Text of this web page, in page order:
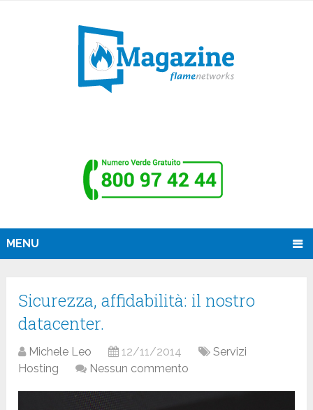
MENU
Sicurezza, affidabilità: il nostro
datacenter.
Michele Leo 12/11/2014
Servizi
Hosting
Nessun commento